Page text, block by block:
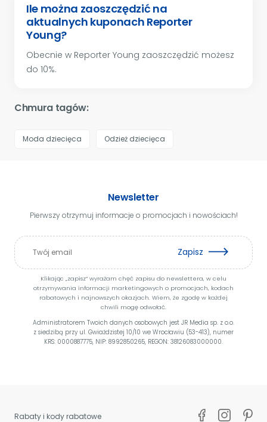
Ile można zaoszczędzić na
aktualnych kuponach Reporter
Young?
Obecnie w Reporter Young zaoszczędzić możesz
do 10%.
Chmura tagów:
Moda dziecięca Odzież dziecięca
Newsletter
Pierwszy otrzymuj informacje o promocjach i nowościach!
Zapisz
Klikając „zapisz” wyrażam chęć zapisu do newslettera, w celu
otrzymywania informacji marketingowych o promocjach, kodach
rabatowych i najnowszych okazjach. Wiem, że zgodę w każdej
chwili mogę odwołać.
Administratorem Twoich danych osobowych jest JR Media sp. z o.o.
z siedzibą przy ul. Gwiaździstej 10/10 we Wrocławiu (53-413), numer
KRS: 0000887775, NIP: 8992850265, REGON: 38126083000000.
Rabaty i kody rabatowe